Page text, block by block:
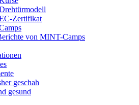
Zertifikat
von MINT-Camps
geschah
gesund